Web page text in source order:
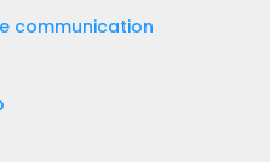
communication